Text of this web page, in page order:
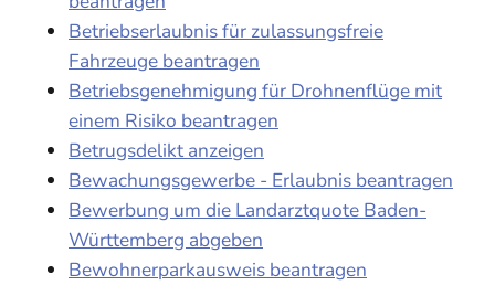
Betriebserlaubnis für zulassungsfreie
Fahrzeuge beantragen
Betriebsgenehmigung für Drohnenflüge mit
einem Risiko beantragen
Betrugsdelikt anzeigen
Bewachungsgewerbe - Erlaubnis beantragen
Bewerbung um die Landarztquote Baden-
Württemberg abgeben
Bewohnerparkausweis beantragen